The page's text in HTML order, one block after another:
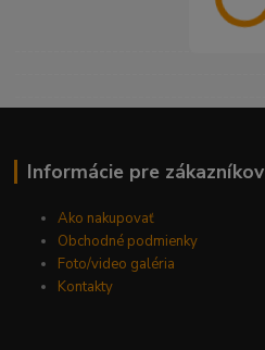
Informácie pre zákazníkov
Ako nakupovať
Obchodné podmienky
Foto/video galéria
Kontakty